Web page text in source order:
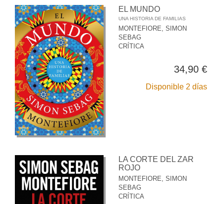
EL MUNDO
UNA HISTORIA DE FAMILIAS
MONTEFIORE, SIMON
SEBAG
CRÍTICA
34,90 €
Disponible 2 días
LA CORTE DEL ZAR
ROJO
MONTEFIORE, SIMON
SEBAG
CRÍTICA